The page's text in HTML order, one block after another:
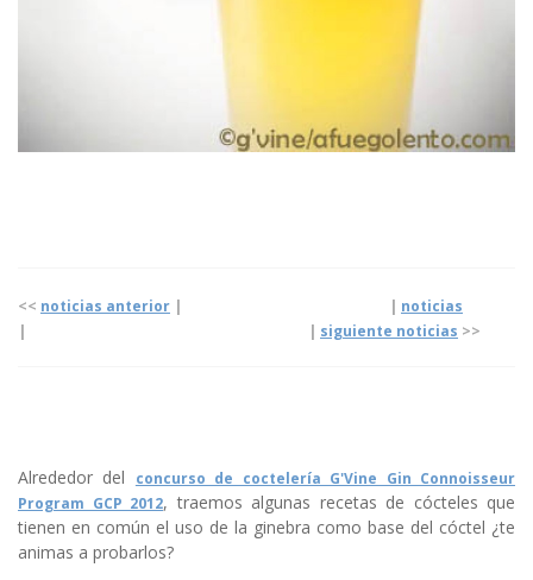
<< noticias anterior | | noticias
|
| siguiente noticias >>
Alrededor del
concurso de coctelería G'Vine Gin Connoisseur
Program GCP 2012, traemos algunas recetas de cócteles que
tienen en común el uso de la ginebra como base del cóctel ¿te
animas a probarlos?